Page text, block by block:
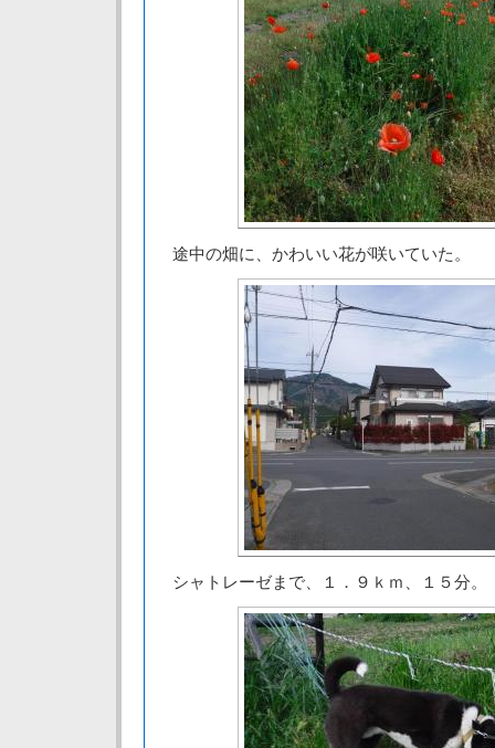
途中の畑に、かわいい花が咲いていた。
シャトレーゼまで、１．９ｋｍ、１５分。